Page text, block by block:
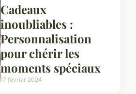
Cadeaux
inoubliables :
Personnalisation
pour chérir les
moments spéciaux
17 février 2024